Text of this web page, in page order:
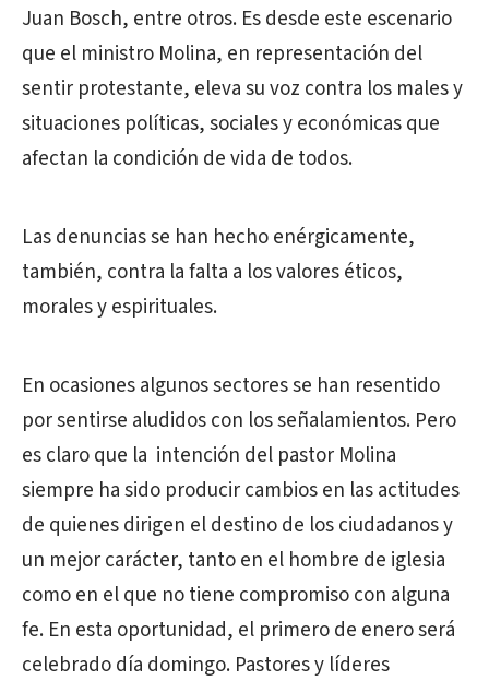
Juan Bosch, entre otros. Es desde este escenario
que el ministro Molina, en representación del
sentir protestante, eleva su voz contra los males y
situaciones políticas, sociales y económicas que
afectan la condición de vida de todos.
Las denuncias se han hecho enérgicamente,
también, contra la falta a los valores éticos,
morales y espirituales.
En ocasiones algunos sectores se han resentido
por sentirse aludidos con los señalamientos. Pero
es claro que la intención del pastor Molina
siempre ha sido producir cambios en las actitudes
de quienes dirigen el destino de los ciudadanos y
un mejor carácter, tanto en el hombre de iglesia
como en el que no tiene compromiso con alguna
fe. En esta oportunidad, el primero de enero será
celebrado día domingo. Pastores y líderes